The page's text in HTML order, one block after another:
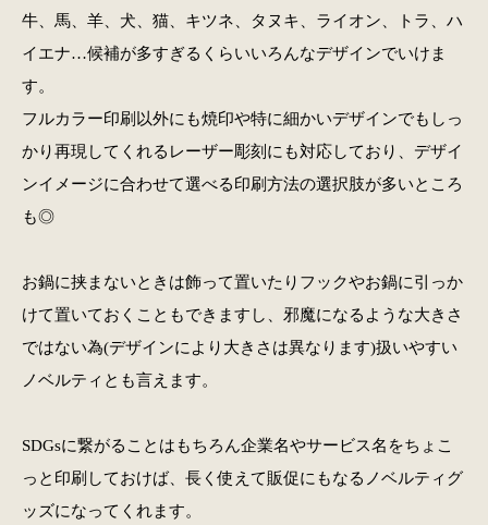
牛、馬、羊、犬、猫、キツネ、タヌキ、ライオン、トラ、ハ
イエナ…候補が多すぎるくらいいろんなデザインでいけま
す。
フルカラー印刷以外にも焼印や特に細かいデザインでもしっ
かり再現してくれるレーザー彫刻にも対応しており、デザイ
ンイメージに合わせて選べる印刷方法の選択肢が多いところ
も◎
お鍋に挟まないときは飾って置いたりフックやお鍋に引っか
けて置いておくこともできますし、邪魔になるような大きさ
ではない為(デザインにより大きさは異なります)扱いやすい
ノベルティとも言えます。
SDGsに繋がることはもちろん企業名やサービス名をちょこ
っと印刷しておけば、長く使えて販促にもなるノベルティグ
ッズになってくれます。